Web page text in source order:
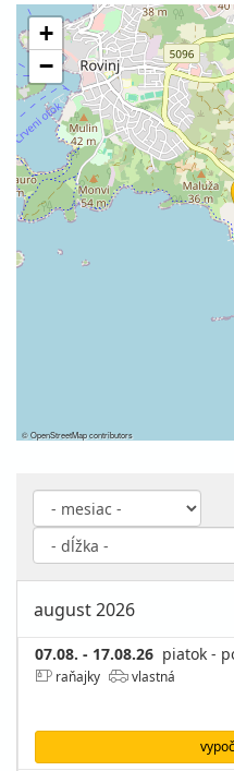
+
−
©OpenStreetMapcontributors
august 2026
07.08. - 17.08.26 piatok -
raňajky vlastná